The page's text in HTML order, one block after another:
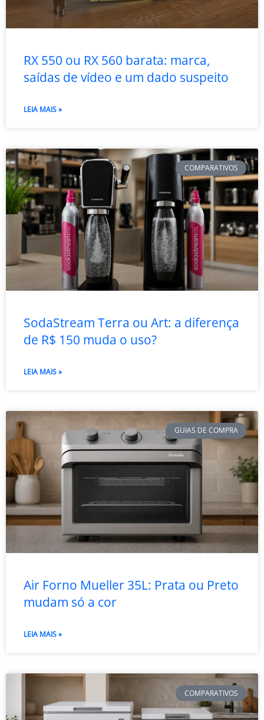
RX 550 ou RX 560 barata: marca,
saídas de vídeo e um dado suspeito
LEIA MAIS »
COMPARATIVOS
SodaStream Terra ou Art: a diferença
de R$ 150 muda o uso?
LEIA MAIS »
GUIAS DE COMPRA
Air Forno Mueller 35L: Prata ou Preto
mudam só a cor
LEIA MAIS »
COMPARATIVOS